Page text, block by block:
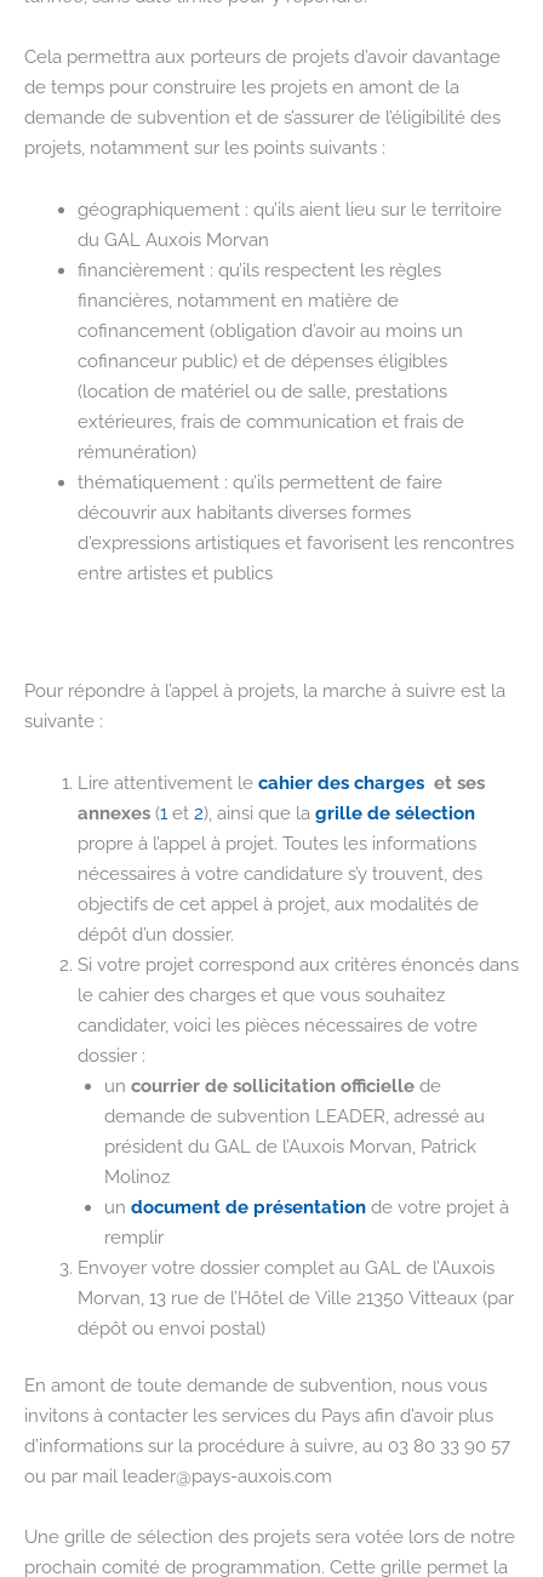
Cela permettra aux porteurs de projets d’avoir davantage
de temps pour construire les projets en amont de la
demande de subvention et de s’assurer de l’éligibilité des
projets, notamment sur les points suivants :
géographiquement : qu’ils aient lieu sur le territoire
du GAL Auxois Morvan
financièrement : qu’ils respectent les règles
financières, notamment en matière de
cofinancement (obligation d’avoir au moins un
cofinanceur public) et de dépenses éligibles
(location de matériel ou de salle, prestations
extérieures, frais de communication et frais de
rémunération)
thématiquement : qu’ils permettent de faire
découvrir aux habitants diverses formes
d’expressions artistiques et favorisent les rencontres
entre artistes et publics
Pour répondre à l’appel à projets, la marche à suivre est la
suivante :
Lire attentivement le cahier des charges et ses
annexes(1 et 2), ainsi que la grille de sélection
propre à l’appel à projet. Toutes les informations
nécessaires à votre candidature s’y trouvent, des
objectifs de cet appel à projet, aux modalités de
dépôt d’un dossier.
Si votre projet correspond aux critères énoncés dans
le cahier des charges et que vous souhaitez
candidater, voici les pièces nécessaires de votre
dossier :
un courrier de sollicitation officiellede
demande de subvention LEADER, adressé au
président du GAL de l’Auxois Morvan, Patrick
Molinoz
un document de présentationde votre projet à
remplir
Envoyer votre dossier complet au GAL de l’Auxois
Morvan, 13 rue de l’Hôtel de Ville 21350 Vitteaux (par
dépôt ou envoi postal)
En amont de toute demande de subvention, nous vous
invitons à contacter les services du Pays afin d’avoir plus
d’informations sur la procédure à suivre, au 03 80 33 90 57
ou par mail leader@pays-auxois.com
Une grille de sélection des projets sera votée lors de notre
prochain comité de programmation. Cette grille permet la